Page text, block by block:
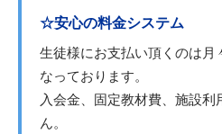
☆安心の料金システム
生徒様にお支払い頂くのは月
なっております。
入会金、固定教材費、施設
ん。